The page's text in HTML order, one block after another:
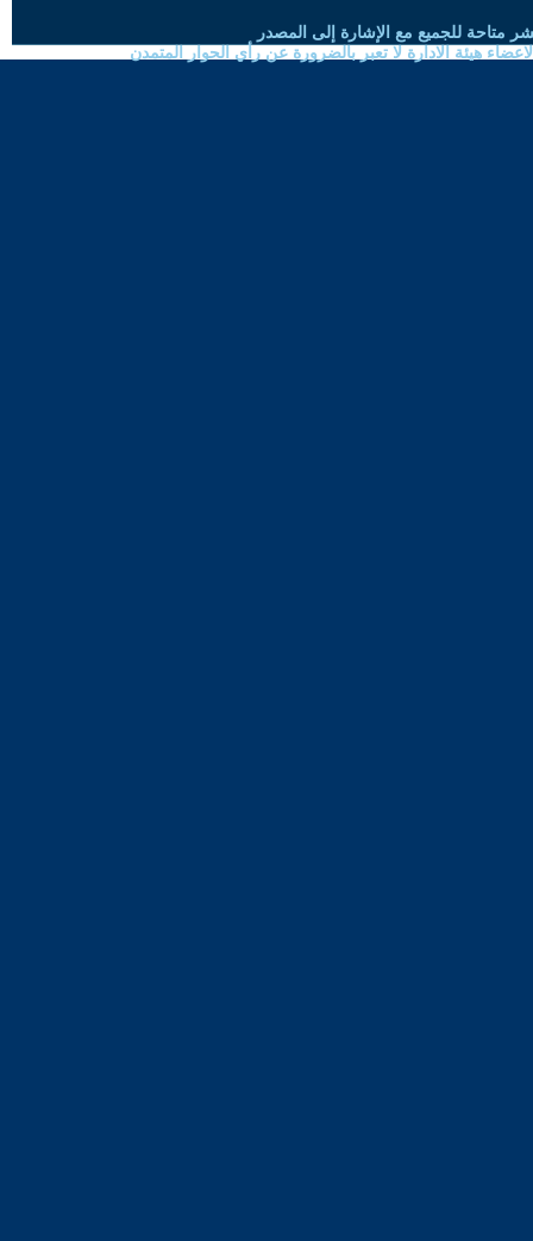
متاحة للجميع مع الإشارة إلى المصدر
هيئة الادارة لا تعبر بالضرورة عن رأي الحوار المتمدن